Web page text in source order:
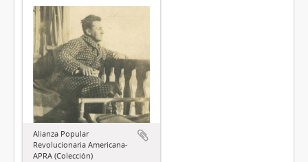
Alianza Popular
Revolucionaria Americana-
APRA (Colección)